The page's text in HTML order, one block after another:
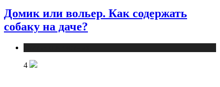
Домик или вольер. Как содержать
собаку на даче?
4